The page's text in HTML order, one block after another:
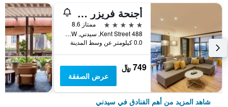
أجنحة فريزر سيدني
5 نجوم
ممتاز 8.6
488 Kent Street, سيدني, NSW, أستراليا
0.0 كيلومتر عن وسط المدينة
749 ﷼
عرض الصفقة
شاهد المزيد من أهم الفنادق في سيدني